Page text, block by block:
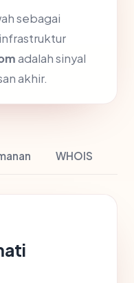
sebagai
adalah sinyal
akhir.
WHOIS